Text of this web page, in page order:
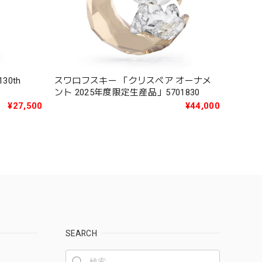
¥27,500
スワロフスキー 「クリスベア オーナメ
ント 2025年度限定生産品」5701830
¥44,000
SEARCH